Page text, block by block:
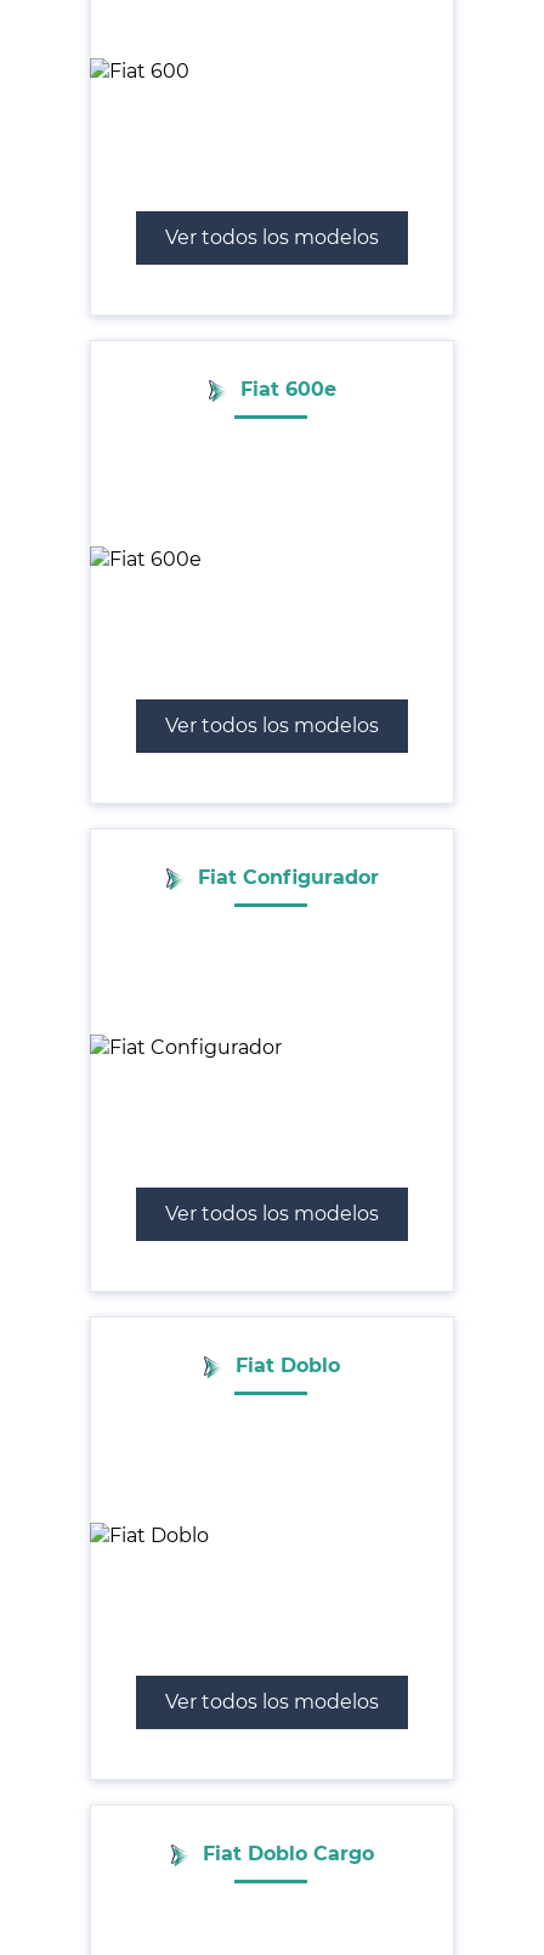
Ver todos los modelos
Fiat 600e
Ver todos los modelos
Fiat Configurador
Ver todos los modelos
Fiat Doblo
Ver todos los modelos
Fiat Doblo Cargo